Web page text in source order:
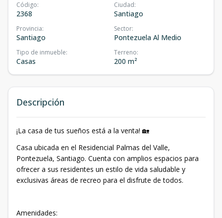
Código:
2368
Ciudad:
Santiago
Provincia:
Santiago
Sector:
Pontezuela Al Medio
Tipo de inmueble:
Casas
Terreno:
200 m²
Descripción
¡La casa de tus sueños está a la venta! 🏡
Casa ubicada en el Residencial Palmas del Valle,
Pontezuela, Santiago. Cuenta con amplios espacios para
ofrecer a sus residentes un estilo de vida saludable y
exclusivas áreas de recreo para el disfrute de todos.
Amenidades: